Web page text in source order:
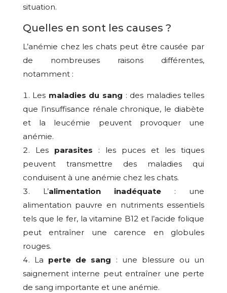
situation.
Quelles en sont les causes ?
L’anémie chez les chats peut être causée par
de nombreuses raisons différentes,
notamment :
Les maladies du sang : des maladies telles
que l’insuffisance rénale chronique, le diabète
et la leucémie peuvent provoquer une
anémie.
Les parasites : les puces et les tiques
peuvent transmettre des maladies qui
conduisent à une anémie chez les chats.
L’alimentation inadéquate : une
alimentation pauvre en nutriments essentiels
tels que le fer, la vitamine B12 et l’acide folique
peut entraîner une carence en globules
rouges.
La perte de sang : une blessure ou un
saignement interne peut entraîner une perte
de sang importante et une anémie.